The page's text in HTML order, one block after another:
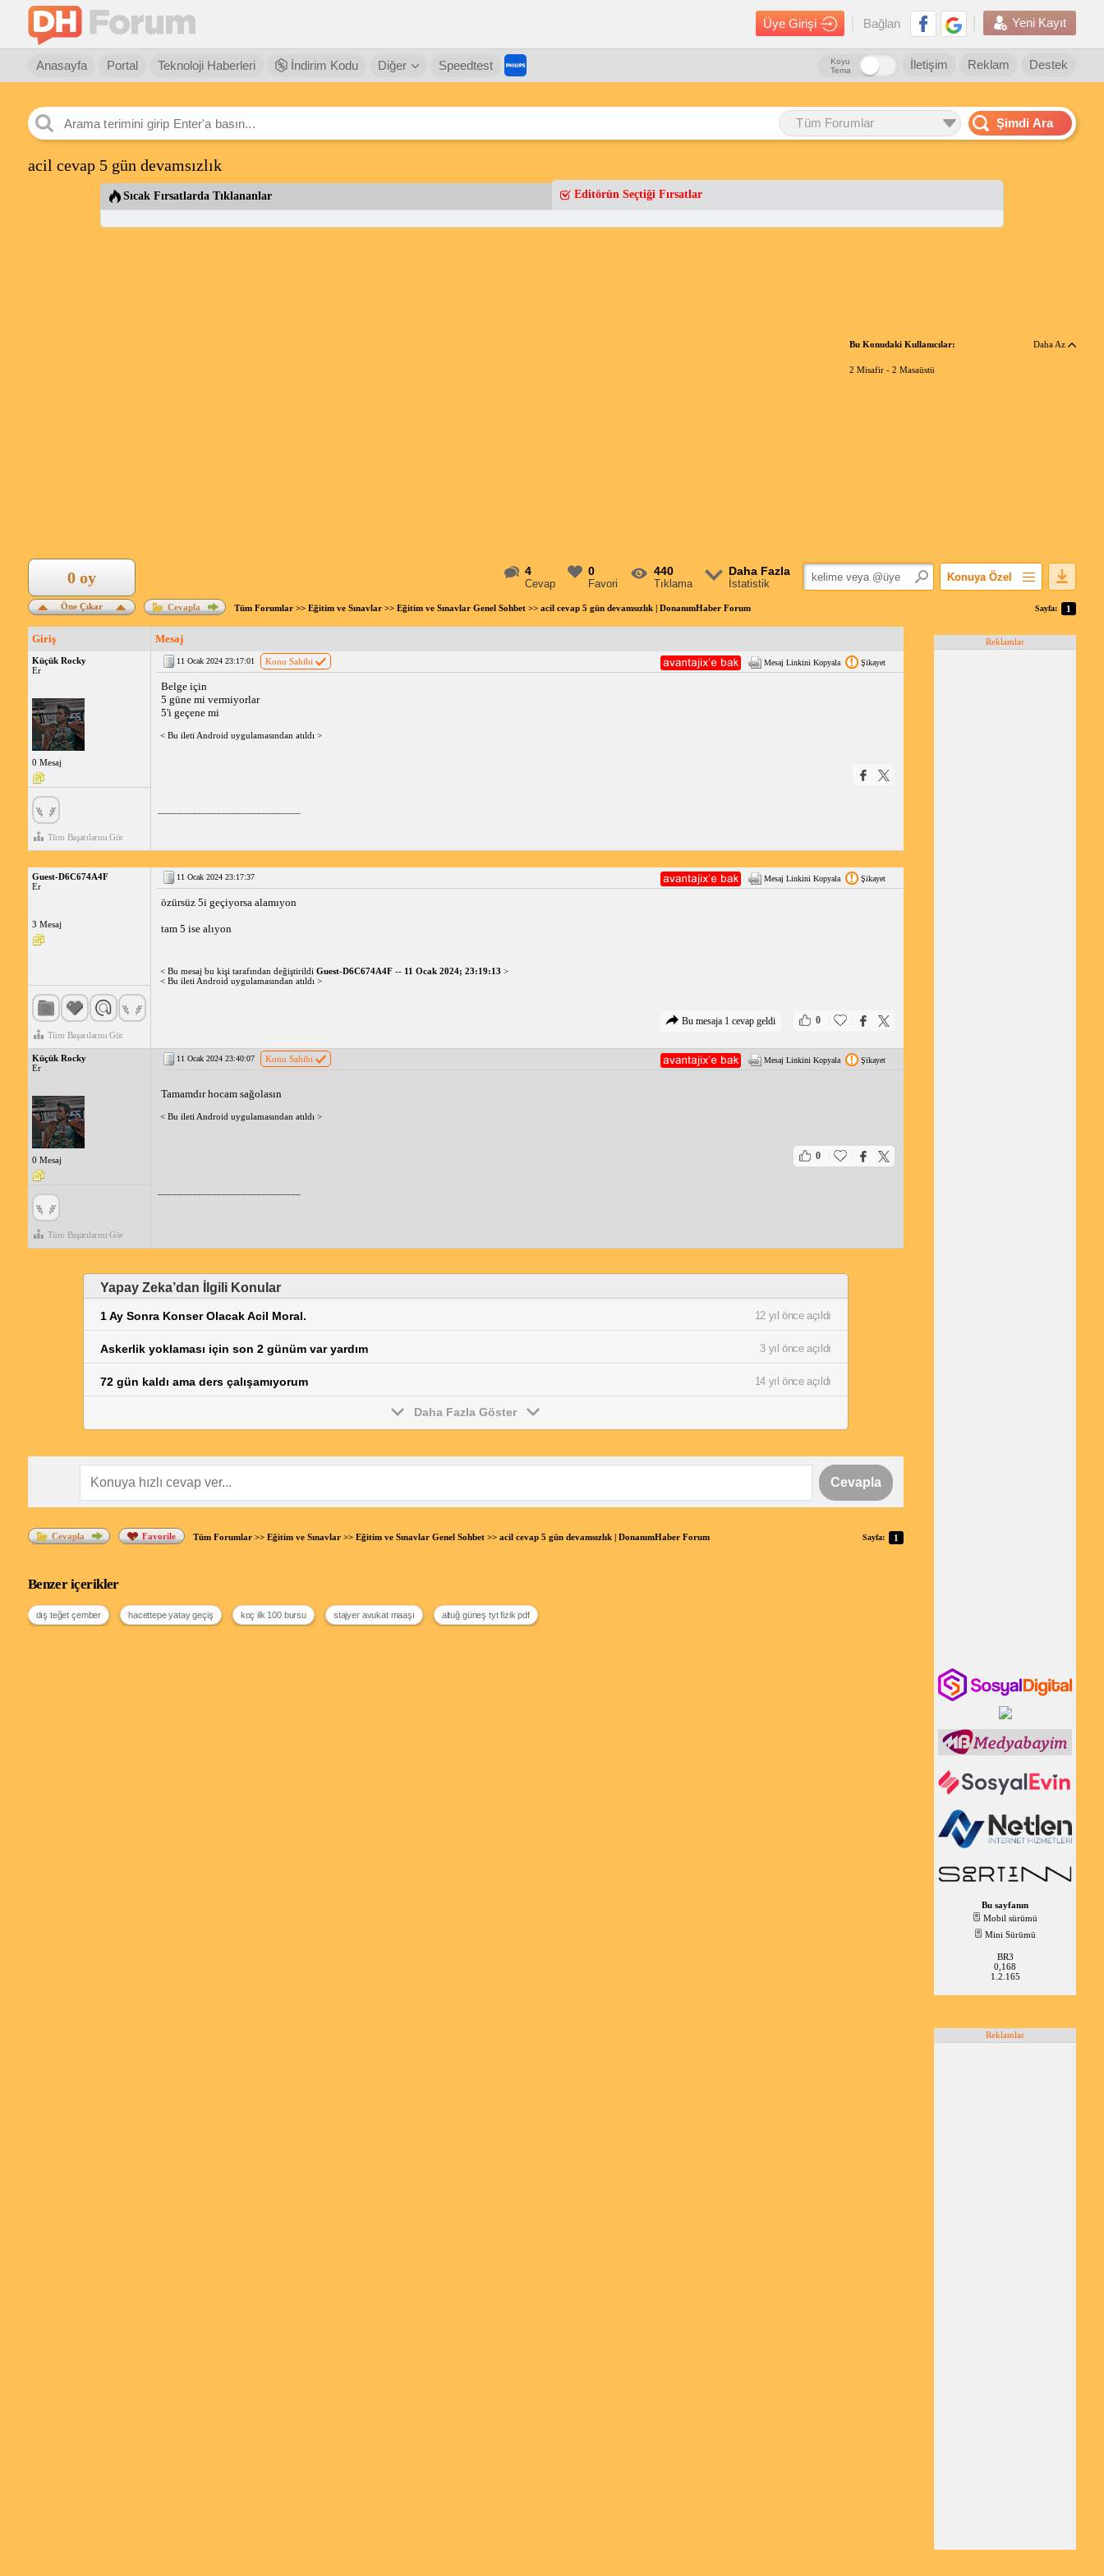
Üye Girişi Bağlan Yeni Kayıt
Anasayfa Portal Teknoloji Haberleri İndirim Kodu Diğer Speedtest Destek
Reklam
İletişim
Koyu
Tema
Tüm Forumlar Şimdi Ara
acil cevap 5 gün devamsızlık
Sıcak Fırsatlarda Tıklananlar Editörün Seçtiği Fırsatlar
Bu Konudaki Kullanıcılar: Daha Az
2 Misafir - 2 Masaüstü
4
Cevap
0
Favori
440
Tıklama
Daha Fazla
İstatistik
Konuya Özel
Popüler Mesajlar
Öne Çıkar
0 oy
Cevapla Tüm Forumlar>> Eğitim ve Sınavlar>> Eğitim ve Sınavlar Genel Sohbet>> acil cevap 5 gün devamsızlık | DonanımHaber Forum Sayfa: 1
Giriş Mesaj
Küçük Rocky
Er
0 Mesaj
Tüm Başarılarını Gör
11 Ocak 2024 23:17:01 Konu Sahibi Mesaj Linkini Kopyala Şikayet
Belge için
5 güne mi vermiyorlar
5'i geçene mi
< Bu ileti Android uygulamasından atıldı >
Guest-D6C674A4F
Er
3 Mesaj
Tüm Başarılarını Gör
11 Ocak 2024 23:17:37 Mesaj Linkini Kopyala Şikayet
özürsüz 5i geçiyorsa alamıyon
tam 5 ise alıyon
< Bu mesaj bu kişi tarafından değiştirildi Guest-D6C674A4F-- 11 Ocak 2024; 23:19:13 >
< Bu ileti Android uygulamasından atıldı >
0
Bu mesaja 1 cevap geldi
Küçük Rocky
Er
0 Mesaj
Tüm Başarılarını Gör
11 Ocak 2024 23:40:07 Konu Sahibi Mesaj Linkini Kopyala Şikayet
Tamamdır hocam sağolasın
< Bu ileti Android uygulamasından atıldı >
0
Yapay Zeka’dan İlgili Konular
1 Ay Sonra Konser Olacak Acil Moral. 12 yıl önce açıldı
Askerlik yoklaması için son 2 günüm var yardım 3 yıl önce açıldı
72 gün kaldı ama ders çalışamıyorum 14 yıl önce açıldı
Daha Fazla Göster
Cevapla
Sayfa: 1
Cevapla Favorile Tüm Forumlar>> Eğitim ve Sınavlar>> Eğitim ve Sınavlar Genel Sohbet>> acil cevap 5 gün devamsızlık | DonanımHaber Forum
Benzer içerikler
dış teğet çember hacettepe yatay geçiş koç ilk 100 bursu stajyer avukat maaşı altuğ güneş tyt fizik pdf
Reklamlar
Bu sayfanın
Mobil sürümü
Mini Sürümü
BR3
0,168
1.2.165
Reklamlar